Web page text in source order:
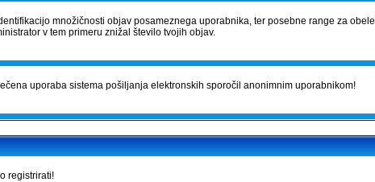
množičnosti objav posameznega uporabnika, ter posebne range za
v tem primeru znižal število tvojih objav.
uporaba sistema pošiljanja elektronskih sporočil anonimnim uporabnikom!
registrirati!